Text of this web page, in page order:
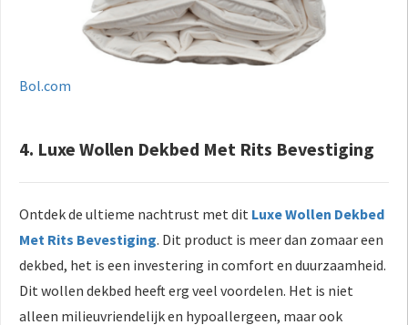
Bol.com
4. Luxe Wollen Dekbed Met Rits Bevestiging
Ontdek de ultieme nachtrust met dit Luxe Wollen Dekbed
Met Rits Bevestiging. Dit product is meer dan zomaar een
dekbed, het is een investering in comfort en duurzaamheid.
Dit wollen dekbed heeft erg veel voordelen. Het is niet
alleen milieuvriendelijk en hypoallergeen, maar ook